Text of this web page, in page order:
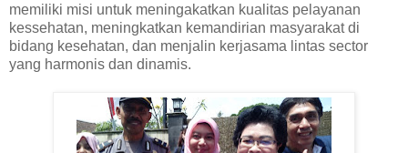
memiliki misi untuk meningakatkan kualitas pelayanan
kessehatan, meningkatkan kemandirian masyarakat di
bidang kesehatan, dan menjalin kerjasama lintas sector
yang harmonis dan dinamis.